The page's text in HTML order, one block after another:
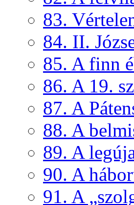
83.
84. II.
85. A finn
86. A 19.
87. A
88. A
89. A
90. A
91. A